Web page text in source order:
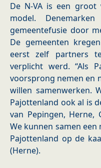
De N-VA is een groot
model.
gemeentefusie door
De gemeenten
eerst zelf partners
verplicht werd. “Als
voorsprong nemen en
willen samenwerken.
Pajottenland ook al is
van Pepingen, Herne,
We kunnen samen
Pajottenland op de
(Herne).